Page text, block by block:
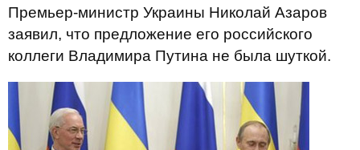
Премьер-министр Украины Николай Азаров
заявил, что предложение его российского
коллеги Владимира Путина не была шуткой.